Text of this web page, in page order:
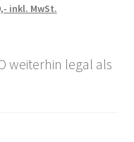
inkl. MwSt.
weiterhin legal als